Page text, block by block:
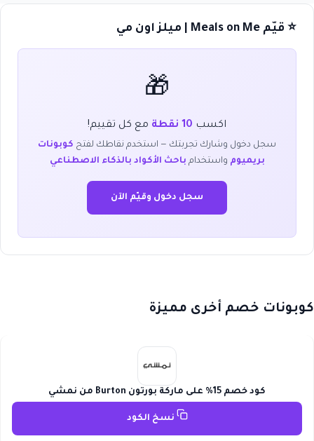
⭐ قيّم Meals on Me | ميلز اون مي
🎁
اكسب 10 نقطة مع كل تقييم!
سجل دخول وشارك تجربتك — استخدم نقاطك لفتح كوبونات
بريميوم واستخدام باحث الأكواد بالذكاء الاصطناعي
سجل دخول وقيّم الآن
كوبونات خصم أخرى مميزة
كود خصم 15% على ماركة بورتون Burton من نمشي
نسخ الكود